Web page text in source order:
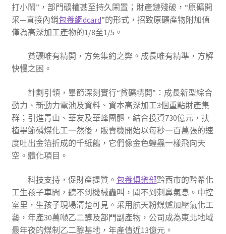
打小鬧”，部門礦權甚至持久閑置；財產鏈殘破，“原礦開
采—直接內銷包養網dcard”的形式，招致原礦產物附加值
僅為高深加工產物的1/8至1/5。
貧礦唯有精開，方免集約之弊。成長唯有精準，方解
快慢之困。
計劃引領，畢節深刻實行“貧礦精開”：成長新型綜合
動力、新動力電池及資料、資本高深加工3個重點財產集
群；引進青山、華友及華峰團體，結合投資730億元，扶
植畢節磷煤化工一然後，販賣機開始以每秒一百萬張的速
度吐出金箔折成的千紙鶴，它們像金色蝗蟲一樣飛向天
空。體化項目。
科技支持，促財產提質。 包養俱樂部黔西市的黔希化
工生孩子車間，聽不到機械轟叫，聞不到刺鼻氣息。中控
室里，生孩子現場清楚可見。采用航天粉煤爐加壓氣化工
藝，年產30萬噸乙二醇及部門副產物，公司成為東北地域
最年夜的煤制乙二醇基地，年產值近13億元。